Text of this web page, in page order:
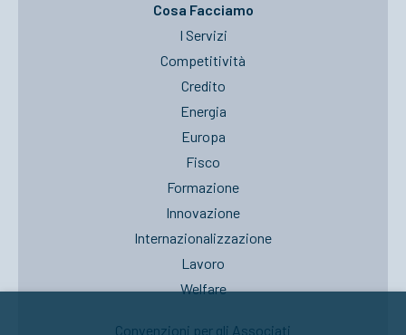
Cosa Facciamo
I Servizi
Competitività
Credito
Energia
Europa
Fisco
Formazione
Innovazione
Internazionalizzazione
Lavoro
Welfare
Convenzioni per gli Associati